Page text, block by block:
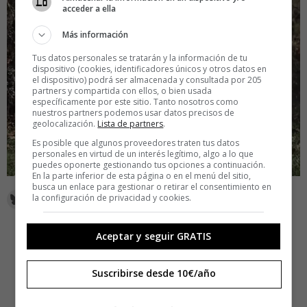
acceder a ella
Más información
Tus datos personales se tratarán y la información de tu
dispositivo (cookies, identificadores únicos y otros datos en
el dispositivo) podrá ser almacenada y consultada por 205
partners y compartida con ellos, o bien usada
específicamente por este sitio. Tanto nosotros como
nuestros partners podemos usar datos precisos de
geolocalización. Lista de partners.
Es posible que algunos proveedores traten tus datos
personales en virtud de un interés legítimo, algo a lo que
puedes oponerte gestionando tus opciones a continuación.
En la parte inferior de esta página o en el menú del sitio,
busca un enlace para gestionar o retirar el consentimiento en
la configuración de privacidad y cookies.
Aceptar y seguir GRATIS
Suscribirse desde 10€/año